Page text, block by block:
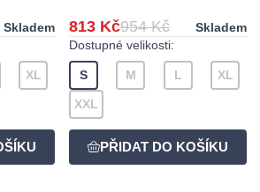
Skladem
XL
813 Kč954 Kč
Skladem
Dostupné velikosti:
S M L XL
XXL